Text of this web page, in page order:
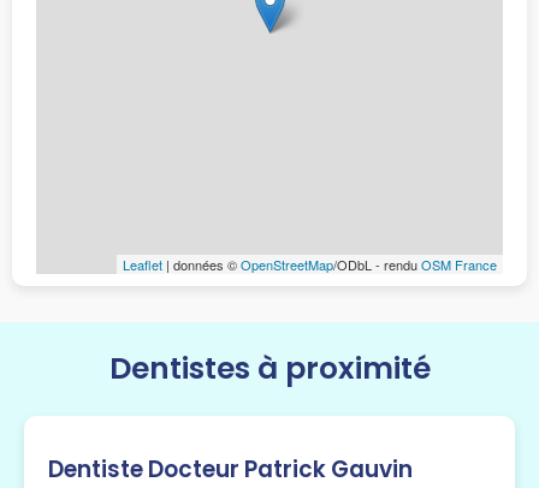
Leaflet | données ©OpenStreetMap/ODbL - renduOSM France
Dentistes à proximité
Dentiste Docteur Patrick Gauvin